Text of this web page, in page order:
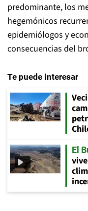
predominante, los
hegemónicos
epidemiólogos y
consecuencias del
Te puede interesar
El